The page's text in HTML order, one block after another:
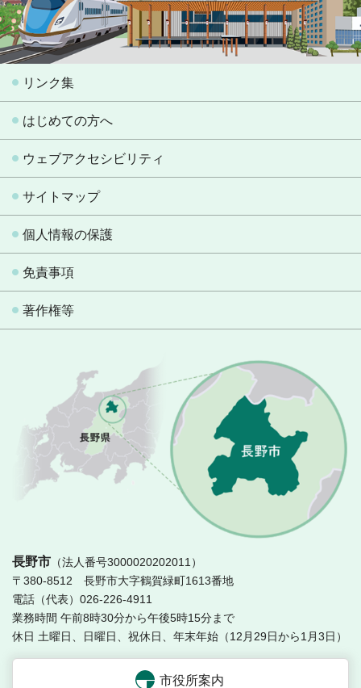
リンク集
はじめての方へ
ウェブアクセシビリティ
サイトマップ
個人情報の保護
免責事項
著作権等
長野市 （法人番号3000020202011）
〒380-8512 長野市大字鶴賀緑町1613番地
電話（代表）026-226-4911
業務時間 午前8時30分から午後5時15分まで
休日 土曜日、日曜日、祝休日、年末年始（12月29日から1月3日）
市役所案内